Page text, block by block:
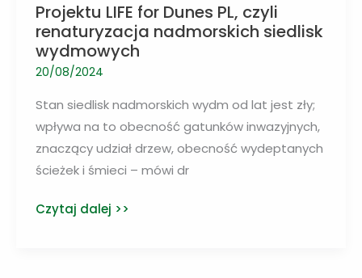
Projektu LIFE for Dunes PL, czyli
renaturyzacja nadmorskich siedlisk
wydmowych
20/08/2024
Stan siedlisk nadmorskich wydm od lat jest zły;
wpływa na to obecność gatunków inwazyjnych,
znaczący udział drzew, obecność wydeptanych
ścieżek i śmieci – mówi dr
Projektu
Czytaj dalej >>